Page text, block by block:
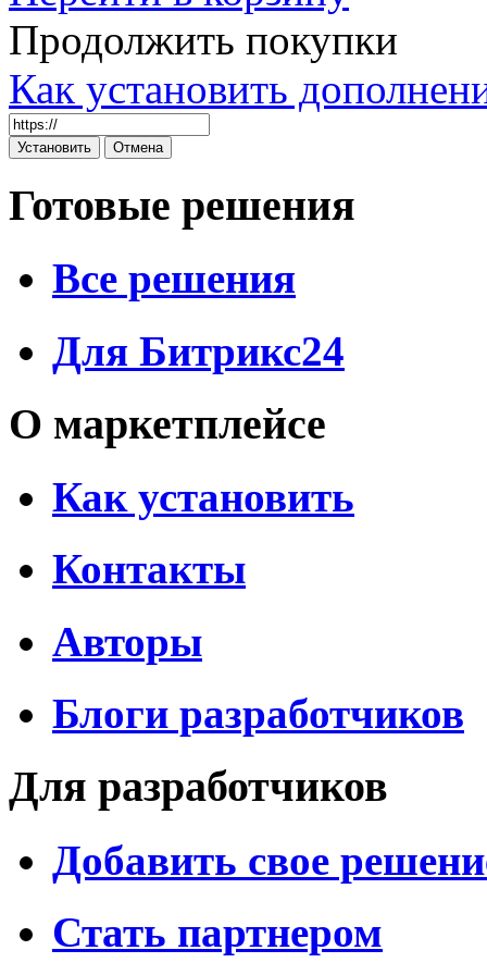
Продолжить покупки
Как установить
Готовые решения
Все решения
Для Битрикс24
О маркетплейсе
Как установить
Контакты
Авторы
Блоги разработчиков
Для разработчиков
Добавить свое
Стать партнером